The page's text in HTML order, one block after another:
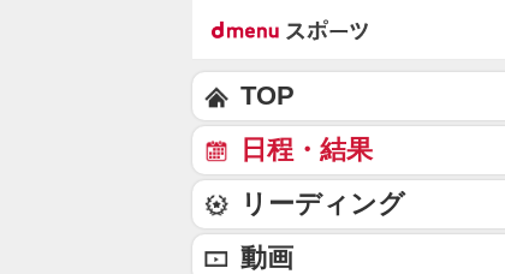
TOP
日程・結果
リーディング
動画